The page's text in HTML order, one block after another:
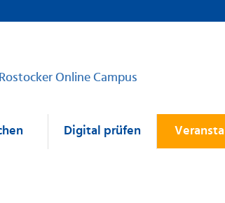
Rostocker Online Campus
Digital prüfen